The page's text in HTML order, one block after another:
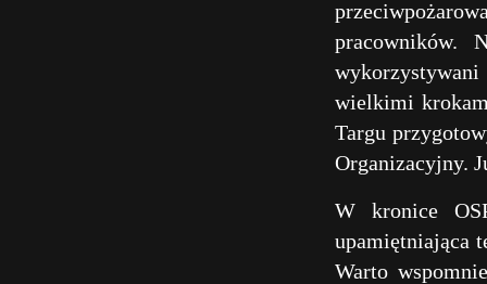
pracowników.
wielkimi
Targu
Organizacyjny.
W kronice
upamiętniająca
Warto